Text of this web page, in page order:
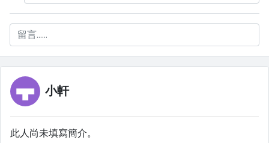
留言......
小軒
此人尚未填寫簡介。